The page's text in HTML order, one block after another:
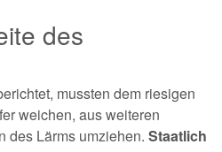
des
mussten dem riesigen
weichen, aus weiteren
des Lärms umziehen. Staatlich